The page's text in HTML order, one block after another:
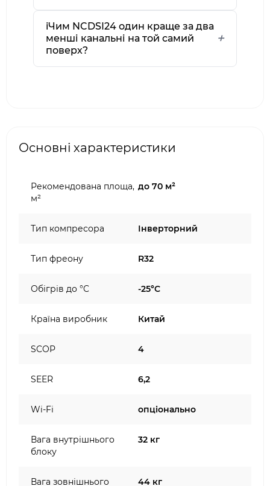
іЧим NCDSI24 один краще за два
менші канальні на той самий
поверх?
Основні характеристики
Рекомендована площа,
м²
до 70 м²
Тип компресора Інверторний
Тип фреону R32
Обігрів до °C -25°C
Країна виробник Китай
SCOP 4
SEER 6,2
Wi-Fi опціонально
Вага внутрішнього
блоку
32 кг
Вага зовнішнього
44 кг